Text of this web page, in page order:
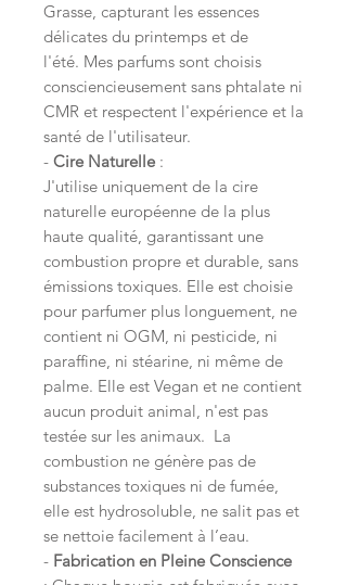
Grasse, capturant les essences
délicates du printemps et de
l'été. Mes parfums sont choisis
consciencieusement sans phtalate ni
CMR et respectent l'expérience et la
santé de l'utilisateur.
- Cire Naturelle :
J'utilise uniquement de la cire
naturelle européenne de la plus
haute qualité, garantissant une
combustion propre et durable, sans
émissions toxiques. Elle est choisie
pour parfumer plus longuement, ne
contient ni OGM, ni pesticide, ni
paraffine, ni stéarine, ni même de
palme. Elle est Vegan et ne contient
aucun produit animal, n'est pas
testée sur les animaux. La
combustion ne génère pas de
substances toxiques ni de fumée,
elle est hydrosoluble, ne salit pas et
se nettoie facilement à l’eau.
- Fabrication en Pleine Conscience